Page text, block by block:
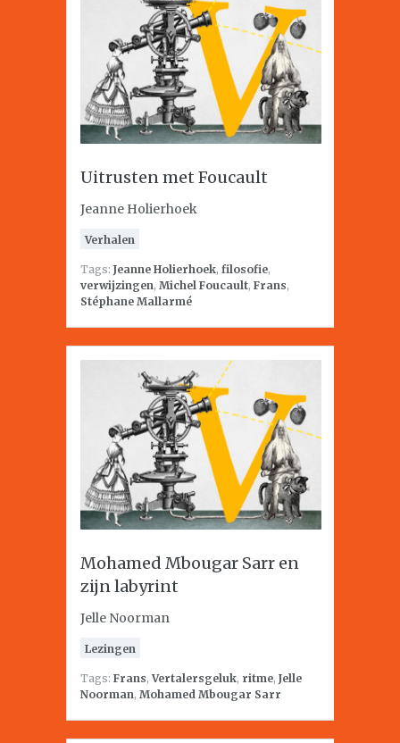
Uitrusten met Foucault
Jeanne Holierhoek
Verhalen
Tags: Jeanne Holierhoek, filosofie,
verwijzingen, Michel Foucault, Frans,
Stéphane Mallarmé
Mohamed Mbougar Sarr en
zijn labyrint
Jelle Noorman
Lezingen
Tags: Frans,Vertalersgeluk, ritme, Jelle
Noorman, Mohamed Mbougar Sarr